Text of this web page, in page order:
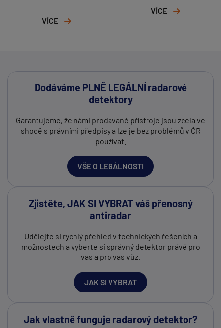
VÍCE
VÍCE
Dodáváme PLNĚ LEGÁLNÍ radarové
detektory
Garantujeme, že námi prodávané přístroje jsou zcela ve
shodě s právními předpisy a lze je bez problémů v ČR
používat.
VŠE O LEGÁLNOSTI
Zjistěte, JAK SI VYBRAT váš přenosný
antiradar
Udělejte si rychlý přehled v technických řešeních a
možnostech a vyberte si správný detektor právě pro
vás a pro váš vůz.
JAK SI VYBRAT
Jak vlastně funguje radarový detektor?